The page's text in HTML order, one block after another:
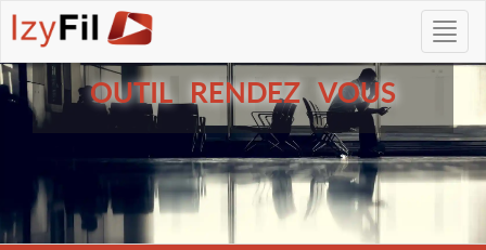
OUTIL RENDEZ VOUS